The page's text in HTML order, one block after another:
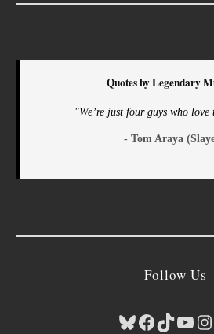
Quotes by Legendary
"We’re just four guys who love
- Tom Araya
Follow Us